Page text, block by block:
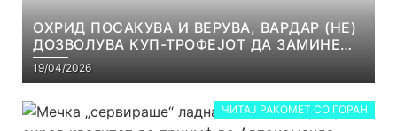
ОХРИД ПОСАКУВА И ВЕРУВА, ВАРДАР (НЕ)
ДОЗВОЛУВА КУП-ТРОФЕЈОТ ДА ЗАМИНЕ
ОД СКОПЈЕ
19/04/2026
ЧИТАЈ РАКОМЕТ СО ГОРАН